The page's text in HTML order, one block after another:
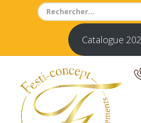
Search
Catalogue